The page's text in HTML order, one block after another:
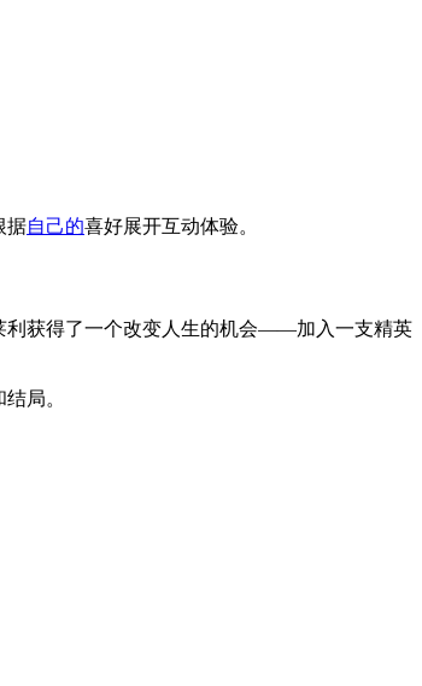
据自己的喜好展开互动体验。
利获得了一个改变人生的机会——加入一支精英
局。